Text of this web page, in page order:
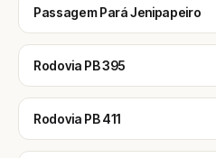
Passagem Pará Jenipapeiro
Rodovia PB 395
Rodovia PB 411